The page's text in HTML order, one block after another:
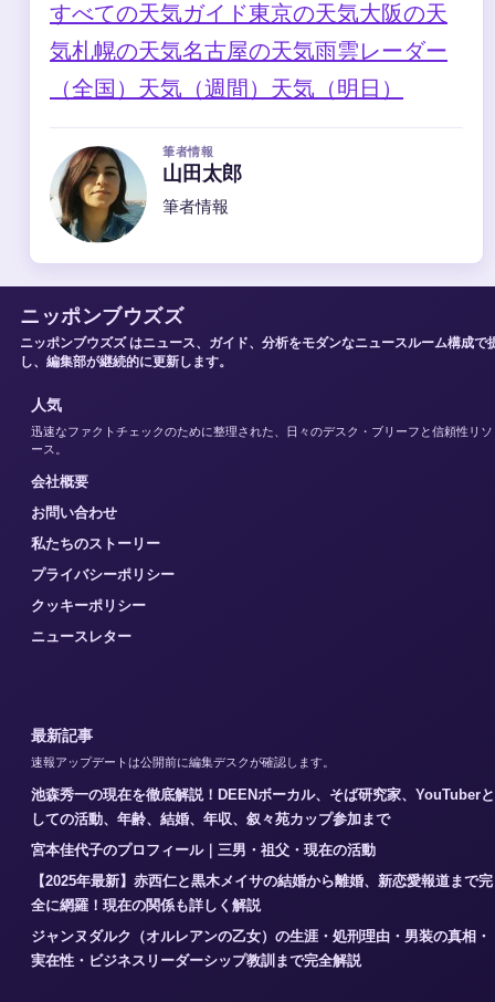
すべての天気ガイド東京の天気大阪の天
気札幌の天気名古屋の天気雨雲レーダー
（全国） 天気（週間） 天気（明日）
筆者情報
山田太郎
筆者情報
ニッポンブウズズ
ニッポンブウズズ はニュース、ガイド、分析をモダンなニュースルーム構成で
し、編集部が継続的に更新します。
人気
迅速なファクトチェックのために整理された、日々のデスク・ブリーフと信頼性リソ
ース。
会社概要
お問い合わせ
私たちのストーリー
プライバシーポリシー
クッキーポリシー
ニュースレター
最新記事
速報アップデートは公開前に編集デスクが確認します。
池森秀一の現在を徹底解説！DEENボーカル、そば研究家、YouTuberと
しての活動、年齢、結婚、年収、叙々苑カップ参加まで
宮本佳代子のプロフィール｜三男・祖父・現在の活動
【2025年最新】赤西仁と黒木メイサの結婚から離婚、新恋愛報道まで完
全に網羅！現在の関係も詳しく解説
ジャンヌダルク（オルレアンの乙女）の生涯・処刑理由・男装の真相・
実在性・ビジネスリーダーシップ教訓まで完全解説